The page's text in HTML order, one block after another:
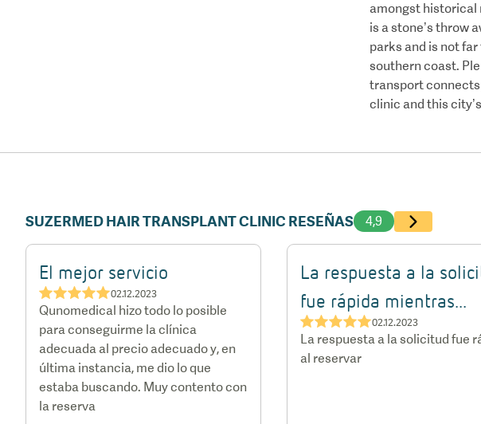
amongst historical
is a stone’s throw
parks and is not far
southern coast.
transport
clinic and this
SUZERMED HAIR TRANSPLANT CLINIC RESEÑAS 4,9
El mejor servicio
★★★★★02.12.2023
Qunomedical hizo todo lo posible
para conseguirme la clínica
adecuada al precio adecuado y, en
última instancia, me dio lo que
estaba buscando. Muy contento con
la reserva
La respuesta a la
fue rápida mientras...
★★★★★02.12.2023
La respuesta a la solicitud fue
al reservar